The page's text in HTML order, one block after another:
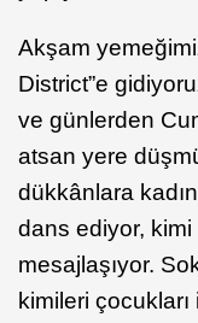
Akşam
District”e
ve günlerden
atsan yere
dükkânlara
dans ediyor,
mesajlaşıyor.
kimileri